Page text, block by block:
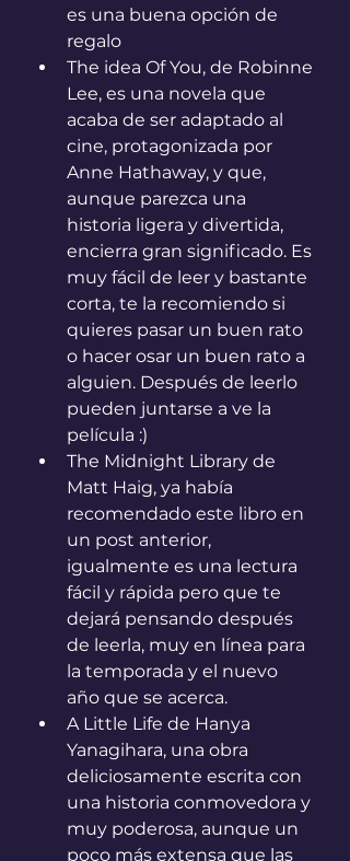
es una buena opción de
regalo
The idea Of You, de Robinne
Lee, es una novela que
acaba de ser adaptado al
cine, protagonizada por
Anne Hathaway, y que,
aunque parezca una
historia ligera y divertida,
encierra gran significado. Es
muy fácil de leer y bastante
corta, te la recomiendo si
quieres pasar un buen rato
o hacer osar un buen rato a
alguien. Después de leerlo
pueden juntarse a ve la
película :)
The Midnight Library de
Matt Haig, ya había
recomendado este libro en
un post anterior,
igualmente es una lectura
fácil y rápida pero que te
dejará pensando después
de leerla, muy en línea para
la temporada y el nuevo
año que se acerca.
A Little Life de Hanya
Yanagihara, una obra
deliciosamente escrita con
una historia conmovedora y
muy poderosa, aunque un
poco más extensa que las